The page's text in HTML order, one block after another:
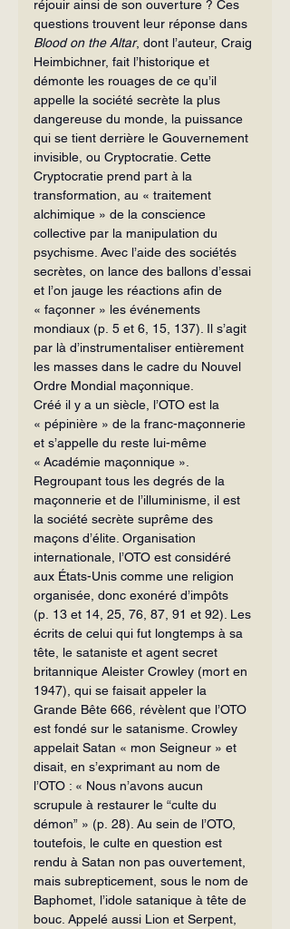
réjouir ainsi de son ouverture ? Ces
questions trouvent leur réponse dans
Blood on the Altar, dont l’auteur, Craig
Heimbichner, fait l’historique et
démonte les rouages de ce qu’il
appelle la société secrète la plus
dangereuse du monde, la puissance
qui se tient derrière le Gouvernement
invisible, ou Cryptocratie. Cette
Cryptocratie prend part à la
transformation, au « traitement
alchimique » de la conscience
collective par la manipulation du
psychisme. Avec l’aide des sociétés
secrètes, on lance des ballons d’essai
et l’on jauge les réactions afin de
« façonner » les événements
mondiaux (p. 5 et 6, 15, 137). Il s’agit
par là d’instrumentaliser entièrement
les masses dans le cadre du Nouvel
Ordre Mondial maçonnique.
Créé il y a un siècle, l’OTO est la
« pépinière » de la franc-maçonnerie
et s’appelle du reste lui-même
« Académie maçonnique ».
Regroupant tous les degrés de la
maçonnerie et de l’illuminisme, il est
la société secrète suprême des
maçons d’élite. Organisation
internationale, l’OTO est considéré
aux États-Unis comme une religion
organisée, donc exonéré d’impôts
(p. 13 et 14, 25, 76, 87, 91 et 92). Les
écrits de celui qui fut longtemps à sa
tête, le sataniste et agent secret
britannique Aleister Crowley (mort en
1947), qui se faisait appeler la
Grande Bête 666, révèlent que l’OTO
est fondé sur le satanisme. Crowley
appelait Satan « mon Seigneur » et
disait, en s’exprimant au nom de
l’OTO : « Nous n’avons aucun
scrupule à restaurer le “culte du
démon” » (p. 28). Au sein de l’OTO,
toutefois, le culte en question est
rendu à Satan non pas ouvertement,
mais subrepticement, sous le nom de
Baphomet, l’idole satanique à tête de
bouc. Appelé aussi Lion et Serpent,